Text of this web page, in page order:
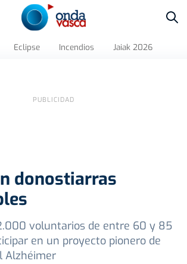
Eclipse Incendios Jaiak 2026
donostiarras
voluntarios de entre 60 y 85
en un proyecto pionero de
Alzhéimer